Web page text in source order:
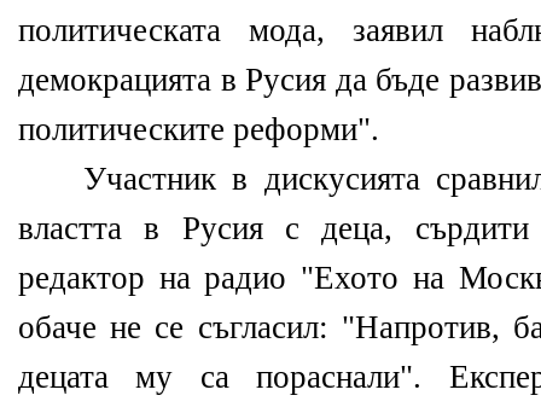
политическата мода, заявил
демокрацията в Русия да бъде
политическите реформи".
Участник в дискусията
властта в Русия с деца,
редактор на радио "Ехото на
обаче не се съгласил: "Напротив,
децата му са пораснали".